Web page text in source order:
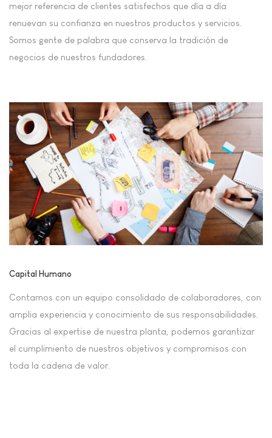
mejor referencia de clientes satisfechos que día a día
renuevan su confianza en nuestros productos y servicios.
Somos gente de palabra que conserva la tradición de
negocios de nuestros fundadores.
Capital Humano
Contamos con un equipo consolidado de colaboradores, con
amplia experiencia y conocimiento de sus responsabilidades.
Gracias al expertise de nuestra planta, podemos garantizar
el cumplimiento de nuestros objetivos y compromisos con
toda la cadena de valor.